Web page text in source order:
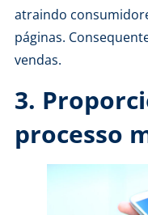
atraindo
páginas.
vendas.
3.
processo